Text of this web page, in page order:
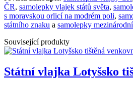
ČR, samolepky vlajek států světa, s
s moravskou orlicí na modrém poli,
státního znaku a samolepky
Související produkty
Státní vlajka Lotyšsko